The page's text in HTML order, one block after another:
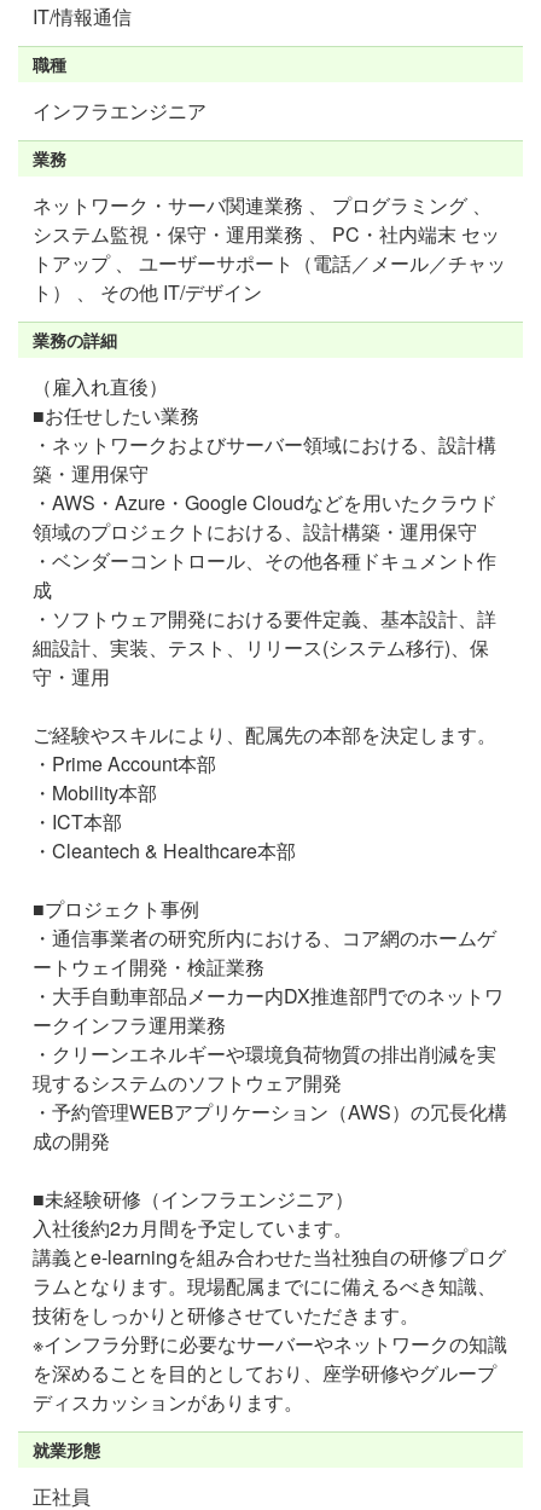
IT/情報通信
職種
インフラエンジニア
業務
ネットワーク・サーバ関連業務 、 プログラミング 、
システム監視・保守・運用業務 、 PC・社内端末 セッ
トアップ 、 ユーザーサポート（電話／メール／チャッ
ト） 、 その他 IT/デザイン
業務の詳細
（雇入れ直後）
■お任せしたい業務
・ネットワークおよびサーバー領域における、設計構
築・運用保守
・AWS・Azure・Google Cloudなどを用いたクラウド
領域のプロジェクトにおける、設計構築・運用保守
・ベンダーコントロール、その他各種ドキュメント作
成
・ソフトウェア開発における要件定義、基本設計、詳
細設計、実装、テスト、リリース(システム移行)、保
守・運用
ご経験やスキルにより、配属先の本部を決定します。
・Prime Account本部
・Mobility本部
・ICT本部
・Cleantech & Healthcare本部
■プロジェクト事例
・通信事業者の研究所内における、コア網のホームゲ
ートウェイ開発・検証業務
・大手自動車部品メーカー内DX推進部門でのネットワ
ークインフラ運用業務
・クリーンエネルギーや環境負荷物質の排出削減を実
現するシステムのソフトウェア開発
・予約管理WEBアプリケーション（AWS）の冗長化構
成の開発
■未経験研修（インフラエンジニア）
入社後約2カ月間を予定しています。
講義とe-learningを組み合わせた当社独自の研修プログ
ラムとなります。現場配属までにに備えるべき知識、
技術をしっかりと研修させていただきます。
※インフラ分野に必要なサーバーやネットワークの知識
を深めることを目的としており、座学研修やグループ
ディスカッションがあります。
就業形態
正社員